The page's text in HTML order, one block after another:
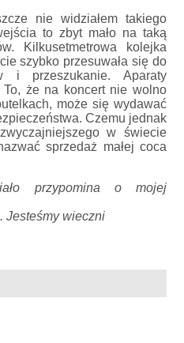
nie widziałem takiego
to zbyt mało na taką
Kilkusetmetrowa kolejka
szybko przesuwała się do
i przeszukanie. Aparaty
że na koncert nie wolno
może się wydawać
Czemu jednak
w świecie
sprzedaż małej coca
przypomina o mojej
Jesteśmy wieczni